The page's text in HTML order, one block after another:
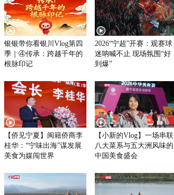
银银带你看银川Vlog第四
季｜④传承：跨越千年的
根脉印记
2026“宁超”开赛：观赛球
迷呐喊不止 现场氛围“好
到爆”
【侨见宁夏】闽籍侨商李
桂华：“宁味出海”谋发展
美食为媒闯世界
【小新的Vlog】一场串联
八大菜系与五大洲风味的
中国美食盛会